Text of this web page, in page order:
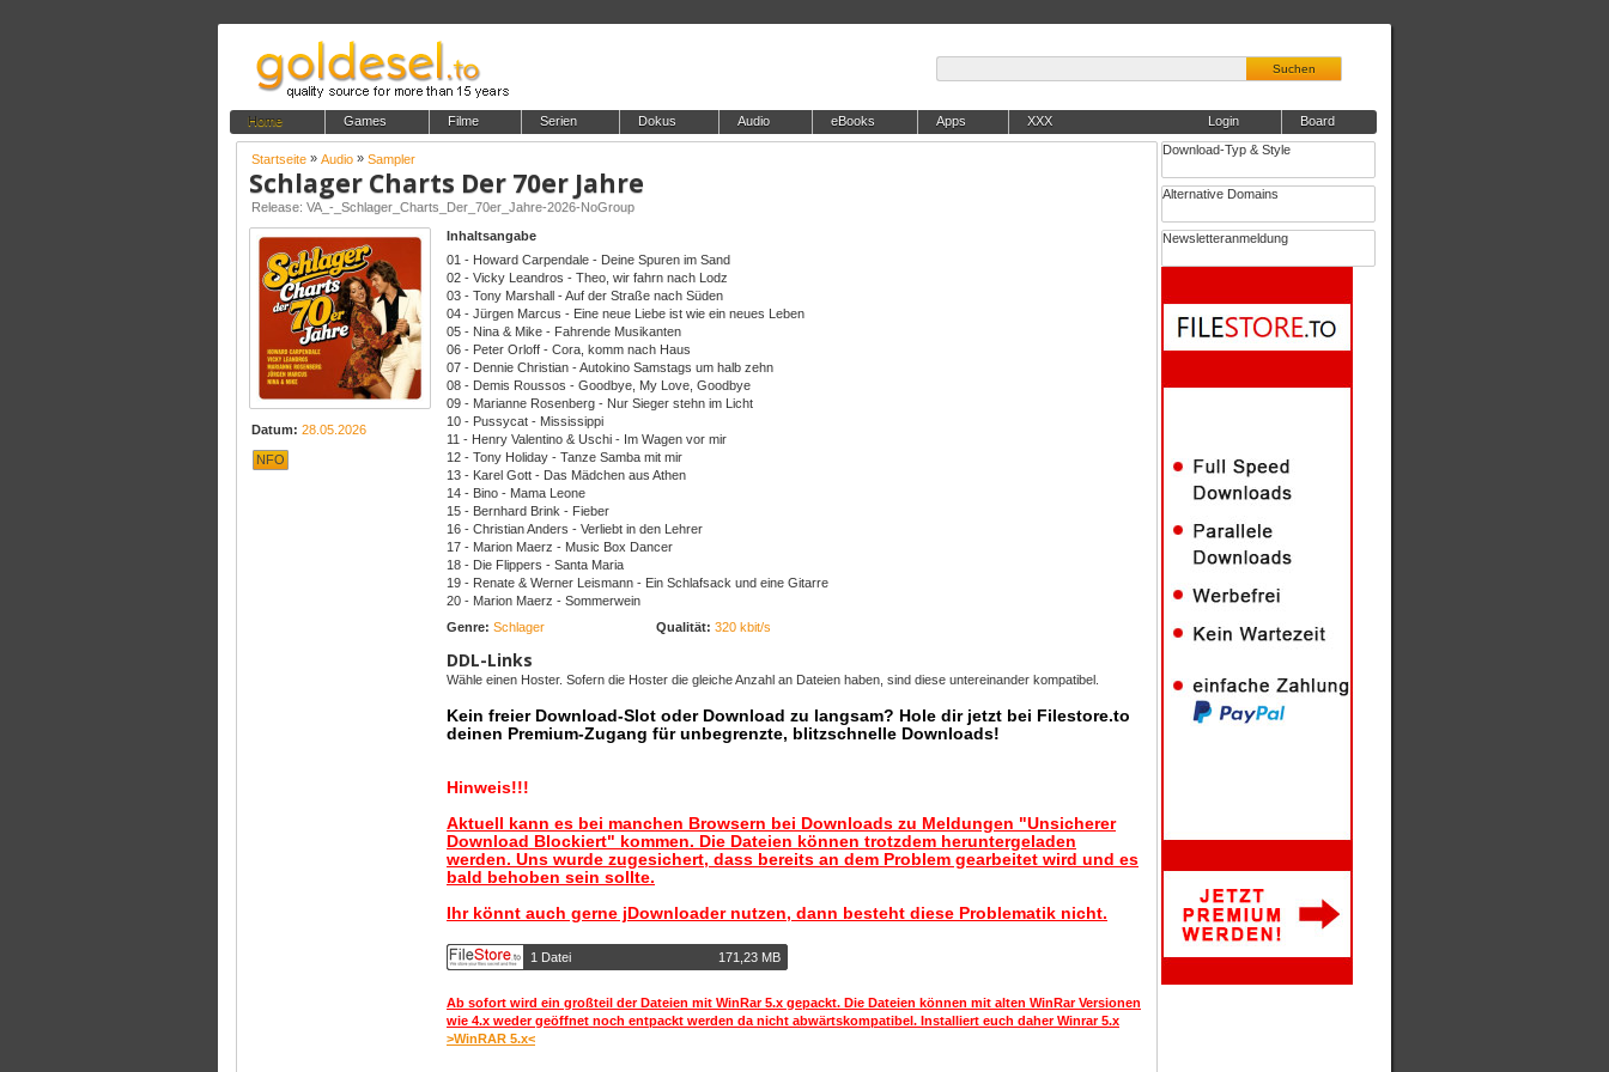
Suchen
Home Games Filme Serien Dokus Audio eBooks Apps XXX Board
Login
Download-Typ & Style
Alternative Domains
Newsletteranmeldung
Startseite » Audio » Sampler
Schlager Charts Der 70er Jahre
Release: VA_-_Schlager_Charts_Der_70er_Jahre-2026-NoGroup
Datum: 28.05.2026
NFO
Inhaltsangabe
01 - Howard Carpendale - Deine Spuren im Sand
02 - Vicky Leandros - Theo, wir fahrn nach Lodz
03 - Tony Marshall - Auf der Straße nach Süden
04 - Jürgen Marcus - Eine neue Liebe ist wie ein neues Leben
05 - Nina & Mike - Fahrende Musikanten
06 - Peter Orloff - Cora, komm nach Haus
07 - Dennie Christian - Autokino Samstags um halb zehn
08 - Demis Roussos - Goodbye, My Love, Goodbye
09 - Marianne Rosenberg - Nur Sieger stehn im Licht
10 - Pussycat - Mississippi
11 - Henry Valentino & Uschi - Im Wagen vor mir
12 - Tony Holiday - Tanze Samba mit mir
13 - Karel Gott - Das Mädchen aus Athen
14 - Bino - Mama Leone
15 - Bernhard Brink - Fieber
16 - Christian Anders - Verliebt in den Lehrer
17 - Marion Maerz - Music Box Dancer
18 - Die Flippers - Santa Maria
19 - Renate & Werner Leismann - Ein Schlafsack und eine Gitarre
20 - Marion Maerz - Sommerwein
Genre: Schlager Qualität: 320 kbit/s
DDL-Links
Wähle einen Hoster. Sofern die Hoster die gleiche Anzahl an Dateien haben, sind diese untereinander kompatibel.
Kein freier Download-Slot oder Download zu langsam? Hole dir jetzt bei Filestore.to
deinen Premium-Zugang für unbegrenzte, blitzschnelle Downloads!
Hinweis!!!
Aktuell kann es bei manchen Browsern bei Downloads zu Meldungen "Unsicherer
Download Blockiert" kommen. Die Dateien können trotzdem heruntergeladen
werden. Uns wurde zugesichert, dass bereits an dem Problem gearbeitet wird und es
bald behoben sein sollte.
Ihr könnt auch gerne jDownloader nutzen, dann besteht diese Problematik nicht.
1 Datei 171,23 MB
Ab sofort wird ein großteil der Dateien mit WinRar 5.x gepackt. Die Dateien können mit alten WinRar Versionen
wie 4.x weder geöffnet noch entpackt werden da nicht abwärtskompatibel. Installiert euch daher Winrar 5.x
>WinRAR 5.x<